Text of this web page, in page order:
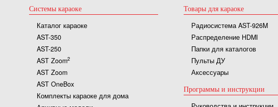
Системы караоке
Каталог караоке
AST-350
AST-250
AST Zoom2
AST Zoom
AST OneBox
Комплекты караоке для дома
Товары для караоке
Радиосистема AST-926M
Распределение HDMI
Папки для каталогов
Пульты ДУ
Аксессуары
Программы и инструкции